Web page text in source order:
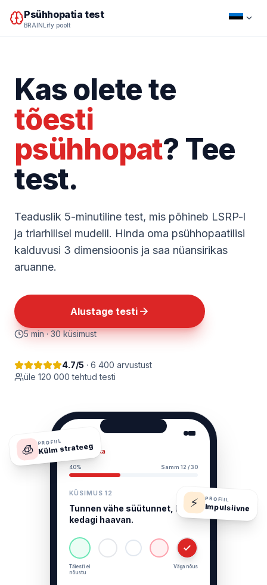
Psühhopatia test
BRAINLify poolt
Kas olete te
tõesti
psühhopat? Tee
test.
Teaduslik 5-minutiline test, mis põhineb LSRP-l
ja triarhilisel mudelil. Hinda oma psühhopaatilisi
kalduvusi 3 dimensioonis ja saa nüansirikas
aruanne.
Alustage testi
5 min · 30 küsimust
4.7/5 · 6 400 arvustust
üle 120 000 tehtud testi
Psüühika
40% Samm 12 / 30
KÜSIMUS 12
Tunnen vähe süütunnet, kui
kedagi haavan.
Täiesti ei
nõustu
Väga nõus
🧊 PROFIIL
Külm strateeg
⚡ PROFIIL
Impulsiivne